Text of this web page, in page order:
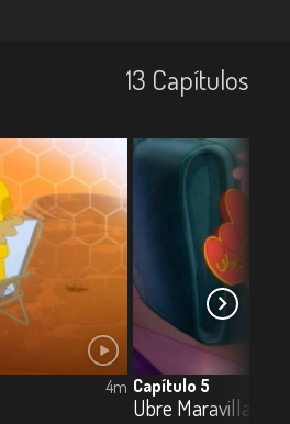
13 Capí­tulos
4m Capítulo 5
Ubre Maravilla